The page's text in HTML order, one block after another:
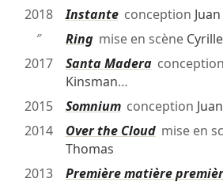
2018
Instanteconception
″
Ringmise en scène
2017
Santa Maderaconception
Kinsman…
2015
Somniumconception
2014
Over the Cloudmise en
Thomas
2013
Première matière